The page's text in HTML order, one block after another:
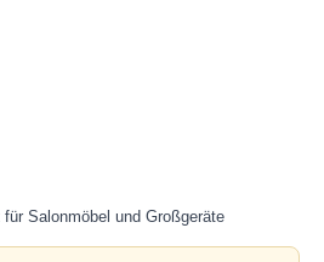
Salonmöbel und Großgeräte